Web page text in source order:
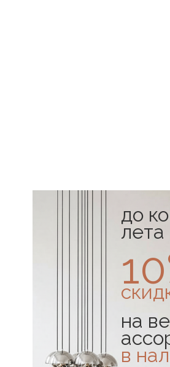
до
лета
на
в